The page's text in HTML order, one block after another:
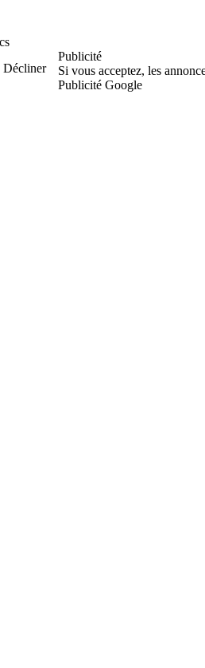
Décliner
Publicité
Si vous acceptez, les
Publicité Google